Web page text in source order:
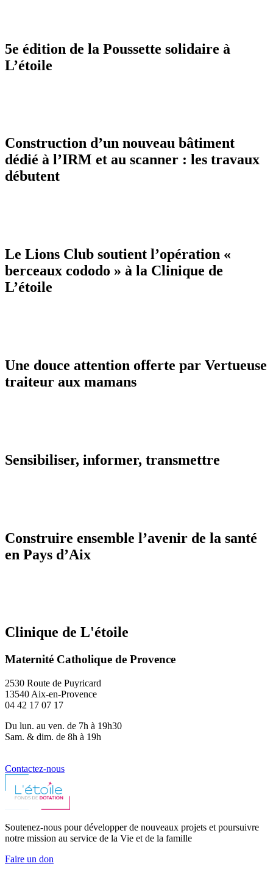
5e édition de la Poussette solidaire à
L’étoile
Construction d’un nouveau bâtiment
dédié à l’IRM et au scanner : les travaux
débutent
Le Lions Club soutient l’opération «
berceaux cododo » à la Clinique de
L’étoile
Une douce attention offerte par Vertueuse
traiteur aux mamans
Sensibiliser, informer, transmettre
Construire ensemble l’avenir de la santé
en Pays d’Aix
Clinique de L'étoile
Maternité Catholique de Provence
2530 Route de Puyricard
13540 Aix-en-Provence
04 42 17 07 17
Du lun. au ven. de 7h à 19h30
Sam. & dim. de 8h à 19h
Contactez-nous
Soutenez-nous pour développer de nouveaux projets et poursuivre
notre mission au service de la Vie et de la famille
Faire un don